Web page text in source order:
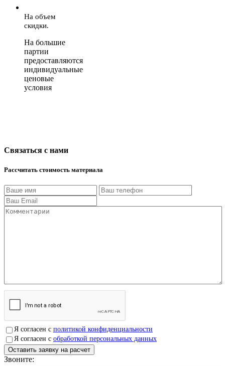
На объем
скидки.
На большие
партии
предоставляются
индивидуальные
ценовые
условия
Связаться с нами
Рассчитать стоимость материала
Я согласен с политикой конфиденциальности
Я согласен с обработкой персональных данных
Звоните: